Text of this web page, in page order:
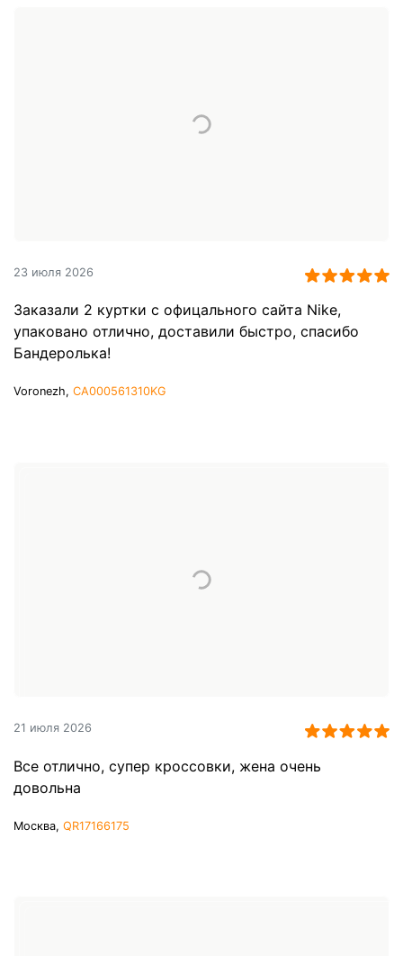
23 июля 2026
Заказали 2 куртки с офицального сайта Nike,
упаковано отлично, доставили быстро, спасибо
Бандеролька!
Voronezh, CA000561310KG
21 июля 2026
Все отлично, супер кроссовки, жена очень
довольна
Москва, QR17166175